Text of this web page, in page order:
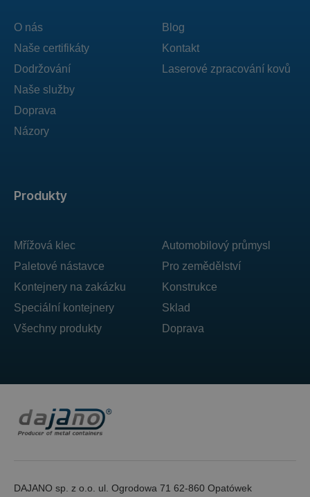
Produkty
Mřížová klec
Paletové nástavce
Kontejnery na zakázku
Speciální kontejnery
Všechny produkty
Automobilový průmysl
Pro zemědělství
Konstrukce
Sklad
Doprava
O nás
Naše certifikáty
Dodržování
Naše služby
Doprava
Názory
Blog
Kontakt
Laserové zpracování kovů
DAJANO sp. z o.o. ul. Ogrodowa 71 62-860 Opatówek